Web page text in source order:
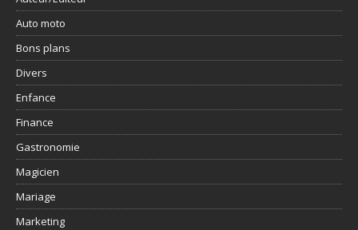
Auto moto
Bons plans
Divers
Enfance
Finance
Gastronomie
Magicien
Mariage
Marketing